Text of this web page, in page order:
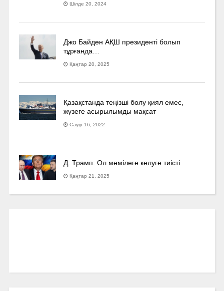
Шілде 20, 2024
Джо Байден АҚШ президенті болып
тұрғанда…
Қаңтар 20, 2025
Қазақстанда теңізші болу қиял емес,
жүзеге асырылымды мақсат
Сәуір 16, 2022
Д. Трамп: Ол мәмілеге келуге тиісті
Қаңтар 21, 2025